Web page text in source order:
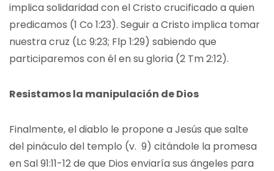
implica solidaridad con el Cristo crucificado a quien
predicamos (1 Co 1:23). Seguir a Cristo implica tomar
nuestra cruz (Lc 9:23; Flp 1:29) sabiendo que
participaremos con él en su gloria (2 Tm 2:12).
Resistamos la manipulación deDios
Finalmente, el diablo le propone a Jesús que salte
del pináculo del templo (v. 9) citándole la promesa
en Sal 91:11-12 de que Dios enviaría sus ángeles para